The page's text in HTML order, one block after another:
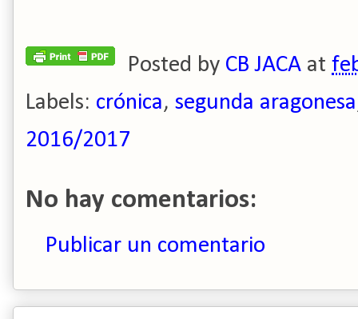
Posted by CB JACA at
Labels: crónica, segunda aragonesa
2016/2017
No hay comentarios:
Publicar un comentario